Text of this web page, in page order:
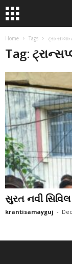
Home Tags
Tag:
સુરત નવી
krantisamayguj -